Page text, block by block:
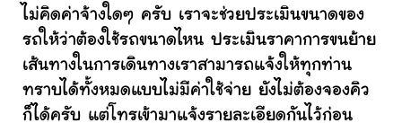
ไม่คิดค่าจ้างใดๆ ครับ เราจะช่วยประเมินขนาดของ
รถให้ว่าต้องใช้รถขนาดไหน ประเมินราคาการขนย้าย
เส้นทางในการเดินทางเราสามารถแจ้งให้ทุกท่าน
ทราบได้ทั้งหมดแบบไม่มีค่าใช้จ่าย ยังไม่ต้องจองคิว
ก็ได้ครับ แต่โทรเข้ามาแจ้งรายละเอียดกันไว้ก่อน